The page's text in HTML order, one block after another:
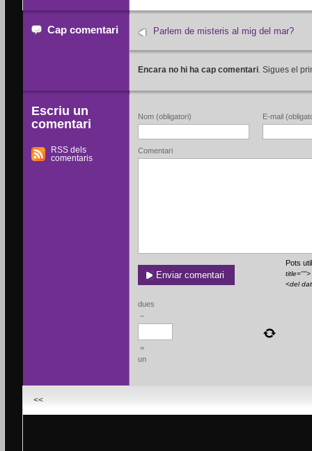
Cap comentari Parlem de misteris al mig del mar?
Encara no hi ha cap comentari. Sigues el
Escriu un
comentari
RSS dels
comentaris
Nom (obligatori) E-mail
Comentari
Pots
<del
dues
−
=
un
<<